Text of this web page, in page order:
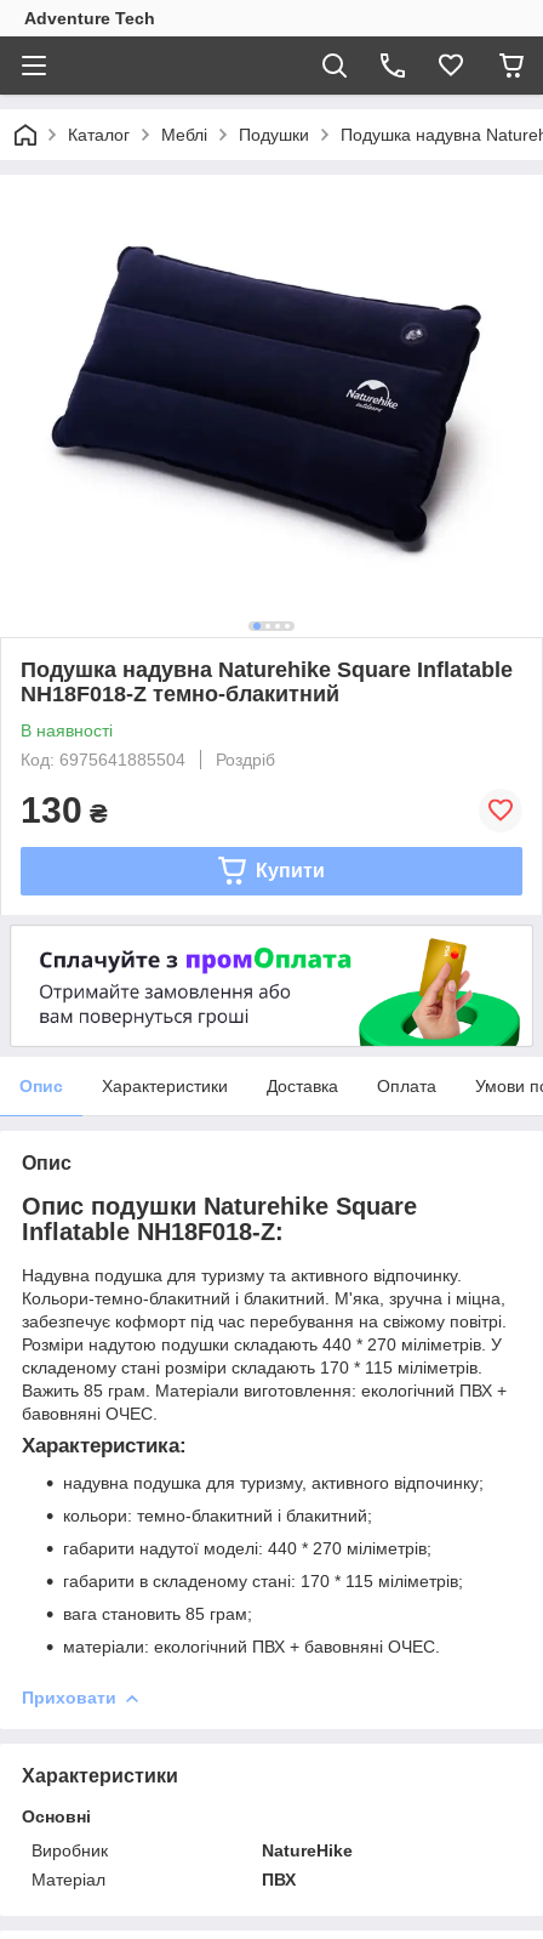
Adventure Tech
Каталог Меблі Подушки Подушка надувна
Подушка надувна Naturehike Square Inflatable
NH18F018-Z темно-блакитний
В наявності
Код: 6975641885504
Роздріб
130 ₴
Купити
Опис Характеристики Доставка Оплата Умови
Опис
Опис подушки Naturehike Square
Inflatable NH18F018-Z:
Надувна подушка для туризму та активного відпочинку.
Кольори-темно-блакитний і блакитний. М'яка, зручна і міцна,
забезпечує кофморт під час перебування на свіжому повітрі.
Розміри надутою подушки складають 440 * 270 міліметрів. У
складеному стані розміри складають 170 * 115 міліметрів.
Важить 85 грам. Матеріали виготовлення: екологічний ПВХ +
бавовняні ОЧЕС.
Характеристика:
надувна подушка для туризму, активного відпочинку;
кольори: темно-блакитний і блакитний;
габарити надутої моделі: 440 * 270 міліметрів;
габарити в складеному стані: 170 * 115 міліметрів;
вага становить 85 грам;
матеріали: екологічний ПВХ + бавовняні ОЧЕС.
Приховати
Характеристики
Основні
Виробник
NatureHike
Матеріал
ПВХ